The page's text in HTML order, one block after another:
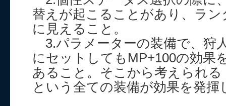
替えが起こることがあり、ラ
に見えること。
3.パラメーターの装備で、狩
にセットしてもMP+100の効果
あること。そこから考えられ
という全ての装備が効果を発揮